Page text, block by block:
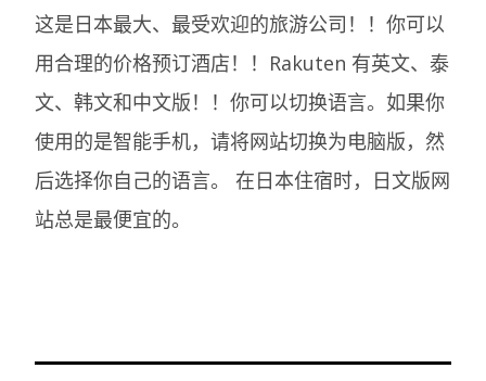
这是日本最大、最受欢迎的旅游公司！！你可以
用合理的价格预订酒店！！Rakuten 有英文、泰
文、韩文和中文版！！你可以切换语言。如果你
使用的是智能手机，请将网站切换为电脑版，然
后选择你自己的语言。在日本住宿时，日文版网
站总是最便宜的。